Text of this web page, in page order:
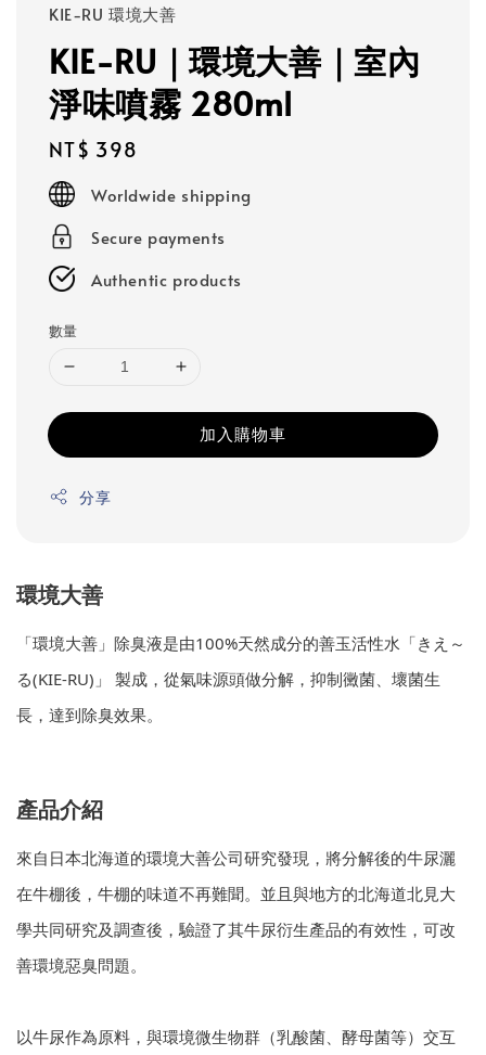
KIE-RU 環境大善
KIE-RU｜環境大善｜室內
淨味噴霧 280ml
Regular
price
NT$ 398
Worldwide shipping
Secure payments
Authentic products
數量
加入購物車
分享
環境大善
「環境大善」除臭液是由100%天然成分的善玉活性水「きえ～
る(KIE-RU)」 製成，從氣味源頭做分解，抑制黴菌、壞菌生
長，達到除臭效果。
產品介紹
來自日本北海道的環境大善公司研究發現，將分解後的牛尿灑
在牛棚後，牛棚的味道不再難聞。並且與地方的北海道北見大
學共同研究及調查後，驗證了其牛尿衍生產品的有效性，可改
善環境惡臭問題。
以牛尿作為原料，與環境微生物群（乳酸菌、酵母菌等）交互